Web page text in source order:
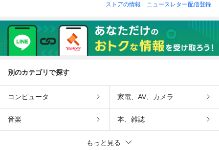
ストアの情報
ニュースレター配信登録
別のカテゴリで探す
コンピュータ 家電、AV、カメラ
音楽 本、雑誌
もっと見る